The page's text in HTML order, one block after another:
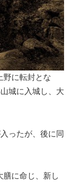
野に転封とな
城に入城し、大
ったが、後に同
膳に命じ、新し